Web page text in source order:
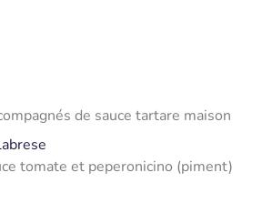
de sauce tartare maison
tomate et peperonicino (piment)